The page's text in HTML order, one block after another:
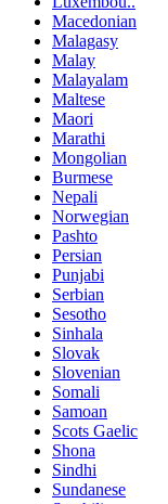
Macedonian
Malagasy
Malay
Malayalam
Maltese
Maori
Marathi
Mongolian
Burmese
Nepali
Norwegian
Pashto
Persian
Punjabi
Serbian
Sesotho
Sinhala
Slovak
Slovenian
Somali
Samoan
Scots Gaelic
Shona
Sindhi
Sundanese